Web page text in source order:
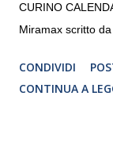
CURINO
Miramax scritto
CRISTINA
CONDIVIDI
CONTINUA A